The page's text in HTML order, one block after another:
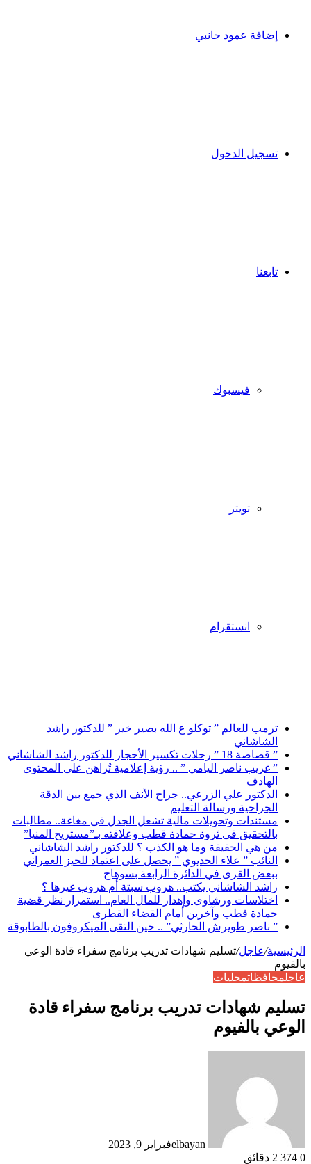
إضافة عمود جانبي
تسجيل الدخول
تابعنا
فيسبوك
تويتر
انستقرام
ترمب للعالم ” توكلو ع الله بصير خير ” للدكتور راشد
الشاشاني
” قصاصة 18 ” رحلات تكسير الأحجار للدكتور راشد الشاشاني
” غريب ناصر اليامي ” .. رؤية إعلامية تُراهن على المحتوى
الهادف
الدكتور علي الزرعي.. جراح الأنف الذي جمع بين الدقة
الجراحية ورسالة التعليم
مستندات وتحويلات مالية تشعل الجدل فى مغاغة.. مطالبات
بالتحقيق فى ثروة حمادة قطب وعلاقته بـ”مستريح المنيا”
من هي الحقيقة وما هو الكذب ؟ للدكتور راشد الشاشاني
النائب ” علاء الحديوي ” يحصل على اعتماد للحيز العمراني
ببعض القرى في الدائرة الرابعة بسوهاج
راشد الشاشاني يكتب.. هروب سبتة أم هروب غيرها ؟
اختلاسات ورشاوى وإهدار للمال العام.. استمرار نظر قضية
حمادة قطب وآخرين أمام القضاء القطرى
” ناصر طويرش الحارثي” .. حين التقى الميكروفون بالطابوقة
الرئيسية/عاجل/تسليم شهادات تدريب برنامج سفراء قادة الوعي
بالفيوم
عاجلمحافظاتمحليات
تسليم شهادات تدريب برنامج سفراء قادة
الوعي بالفيوم
elbayanفبراير 9, 2023
0
2 دقائق